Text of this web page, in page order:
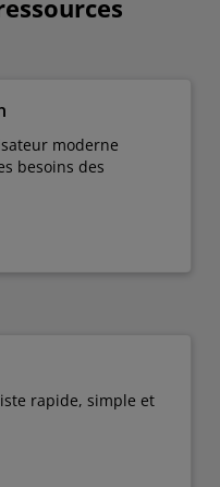
moderne
besoins des
rapide, simple et